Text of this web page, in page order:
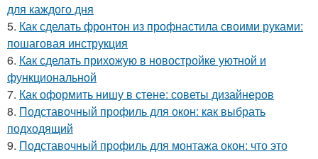
для каждого дня
5. Как сделать фронтон из профнастила своими руками:
пошаговая инструкция
6. Как сделать прихожую в новостройке уютной и
функциональной
7. Как оформить нишу в стене: советы дизайнеров
8. Подставочный профиль для окон: как выбрать
подходящий
9. Подставочный профиль для монтажа окон: что это